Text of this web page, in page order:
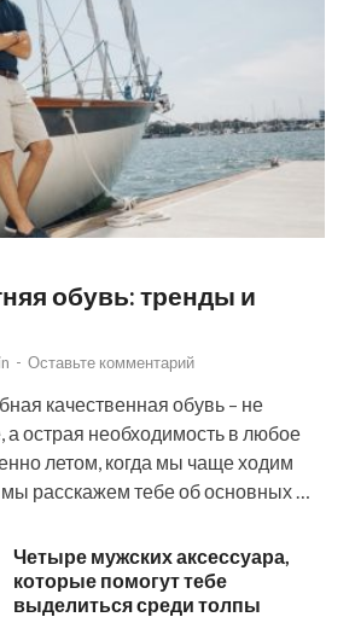
обувь: тренды и
- Оставьте комментарий
качественная обувь – не
а острая необходимость в любое
летом, когда мы чаще ходим
расскажем тебе об основных …
Четыре мужских аксессуара,
которые помогут тебе
выделиться среди толпы